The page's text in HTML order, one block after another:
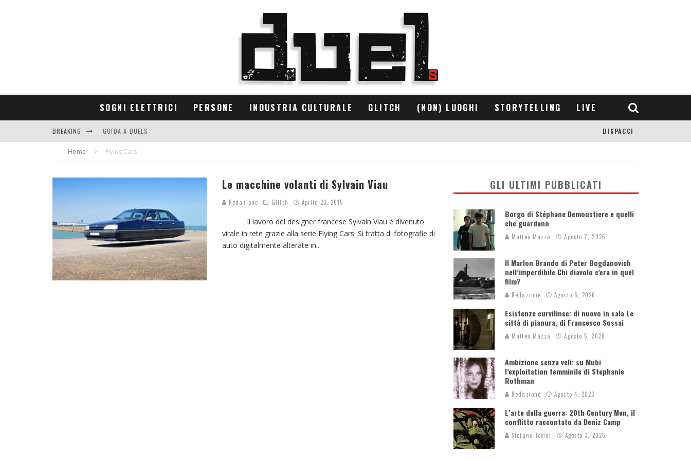
SOGNI ELETTRICI PERSONE INDUSTRIA CULTURALE GLITCH (NON) LUOGHI STORYTELLING LIVE
BREAKING GUIDA A DUELS
CONTRIBUTORS
DISPACCI
Home Flying Cars
Le macchine volanti di Sylvain Viau
Redazione Glitch Aprile 23, 2015
Il lavoro del designer francese Sylvain Viau è divenuto
virale in rete grazie alla serie Flying Cars. Si tratta di fotografie di
auto digitalmente alterate in...
GLI ULTIMI PUBBLICATI
Borgo di Stéphane Demoustiere e quelli
che guardano
Matteo Mazza Agosto 7, 2026
Il Marlon Brando di Peter Bogdanovich
nell’imperdibile Chi diavolo c’era in quel
film?
Redazione Agosto 6, 2026
Esistenze curvilinee: di nuovo in sala Le
città di pianura, di Francesco Sossai
Matteo Mazza Agosto 5, 2026
Ambizione senza veli: su Mubi
l’exploitation femminile di Stephanie
Rothman
Redazione Agosto 4, 2026
L’arte della guerra: 20th Century Men, il
conflitto raccontato da Deniz Camp
Stefano Tevini Agosto 3, 2026